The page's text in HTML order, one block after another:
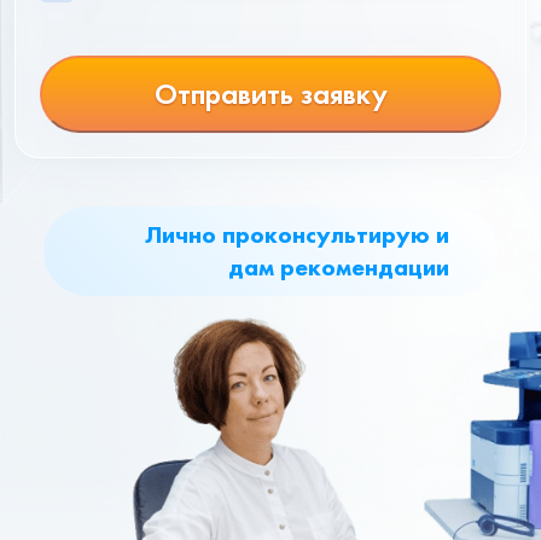
Лично проконсультирую и
дам рекомендации
Отправить заявку